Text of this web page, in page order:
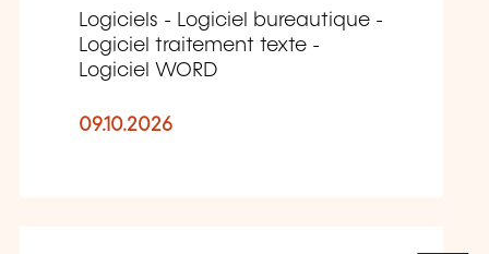
Logiciels - Logiciel bureautique -
Logiciel traitement texte -
Logiciel WORD
09.10.2026